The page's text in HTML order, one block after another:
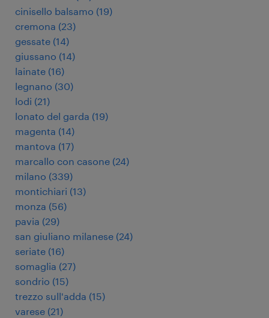
cinisello balsamo (19)
cremona (23)
gessate (14)
giussano (14)
lainate (16)
legnano (30)
lodi (21)
lonato del garda (19)
magenta (14)
mantova (17)
marcallo con casone (24)
milano (339)
montichiari (13)
monza (56)
pavia (29)
san giuliano milanese (24)
seriate (16)
somaglia (27)
sondrio (15)
trezzo sull'adda (15)
varese (21)